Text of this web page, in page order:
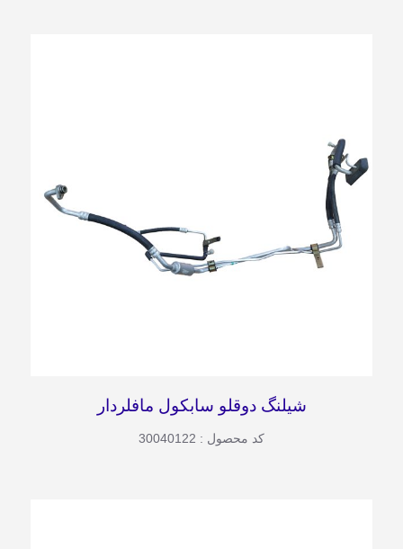
شیلنگ دوقلو سابکول مافلردار
کد محصول : 30040122